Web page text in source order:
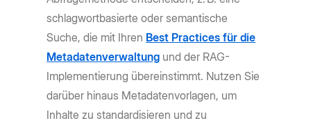
schlagwortbasierte oder semantische
Suche, die mit Ihren Best Practices für die
Metadatenverwaltung und der RAG-
Implementierung übereinstimmt. Nutzen Sie
darüber hinaus Metadatenvorlagen, um
Inhalte zu standardisieren und zu